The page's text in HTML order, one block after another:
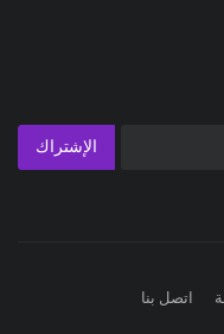
الإشتراك
اتصل بنا